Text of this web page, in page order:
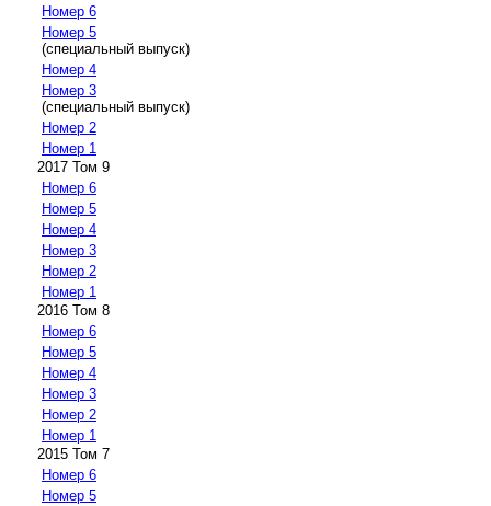
Номер 6
Номер 5
(специальный выпуск)
Номер 4
Номер 3
(специальный выпуск)
Номер 2
Номер 1
2017 Том 9
Номер 6
Номер 5
Номер 4
Номер 3
Номер 2
Номер 1
2016 Том 8
Номер 6
Номер 5
Номер 4
Номер 3
Номер 2
Номер 1
2015 Том 7
Номер 6
Номер 5